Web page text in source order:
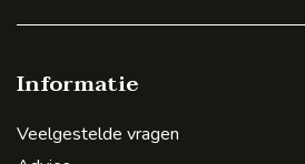
Informatie
Veelgestelde vragen